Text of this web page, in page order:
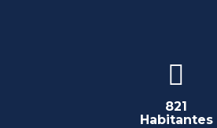
821
Habitantes